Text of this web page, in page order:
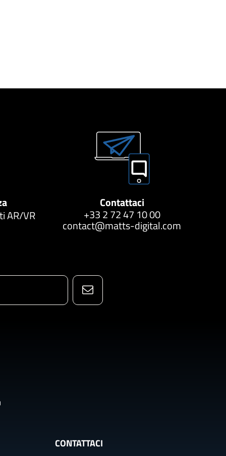
AR/VR
Contattaci
+33 2 72 47 10 00
contact@matts-digital.com
CONTATTACI